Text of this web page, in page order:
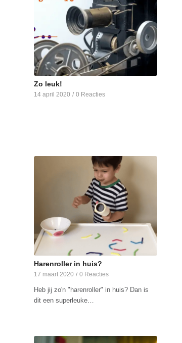
Zo leuk!
14 april 2020 / 0 Reacties
Harenroller in huis?
17 maart 2020 / 0 Reacties
Heb jij zo'n "harenroller" in huis? Dan is
dit een superleuke…